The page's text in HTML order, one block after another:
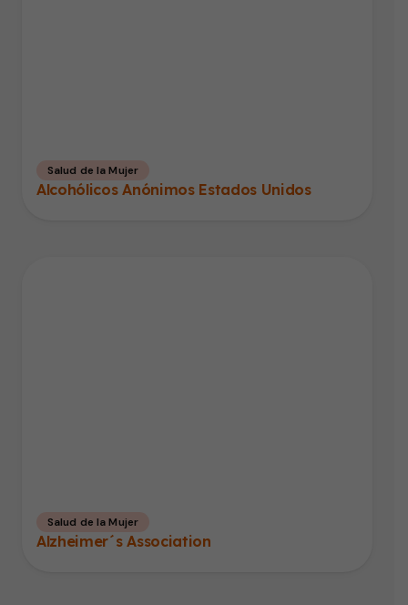
Salud de la Mujer
Alcohólicos Anónimos Estados Unidos
Salud de la Mujer
Alzheimer´s Association